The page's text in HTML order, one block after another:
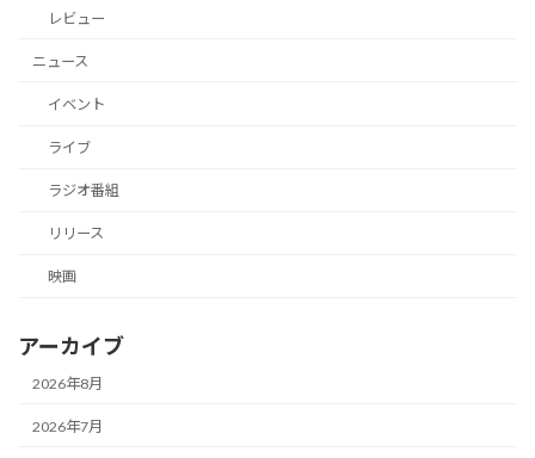
レビュー
ニュース
イベント
ライブ
ラジオ番組
リリース
映画
アーカイブ
2026年8月
2026年7月